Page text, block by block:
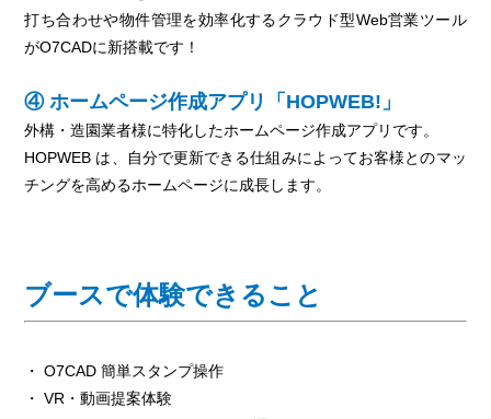
打ち合わせや物件管理を効率化するクラウド型Web営業ツール
がO7CADに新搭載です！
④ ホームページ作成アプリ「HOPWEB!」
外構・造園業者様に特化したホームページ作成アプリです。
HOPWEB は、自分で更新できる仕組みによってお客様とのマッ
チングを高めるホームページに成長します。
ブースで体験できること
・ O7CAD 簡単スタンプ操作
・ VR・動画提案体験